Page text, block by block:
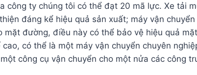
công ty chúng tôi có thể đạt 20 mã lực. Xe tải
đáng kể hiệu quả sản xuất; máy vận
mặt đường, điều này có thể bảo vệ hiệu quả
có thể là một máy vận chuyển chuyên
công cụ vận chuyển cho một nửa các công